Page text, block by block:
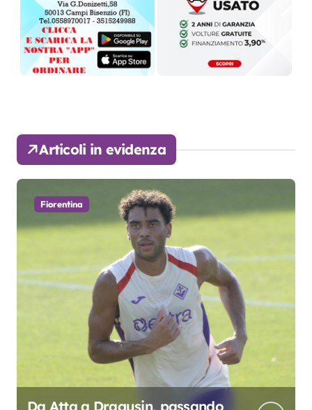
Articoli in evidenza
Fiorentina
Da Atta a Dragusin, passando